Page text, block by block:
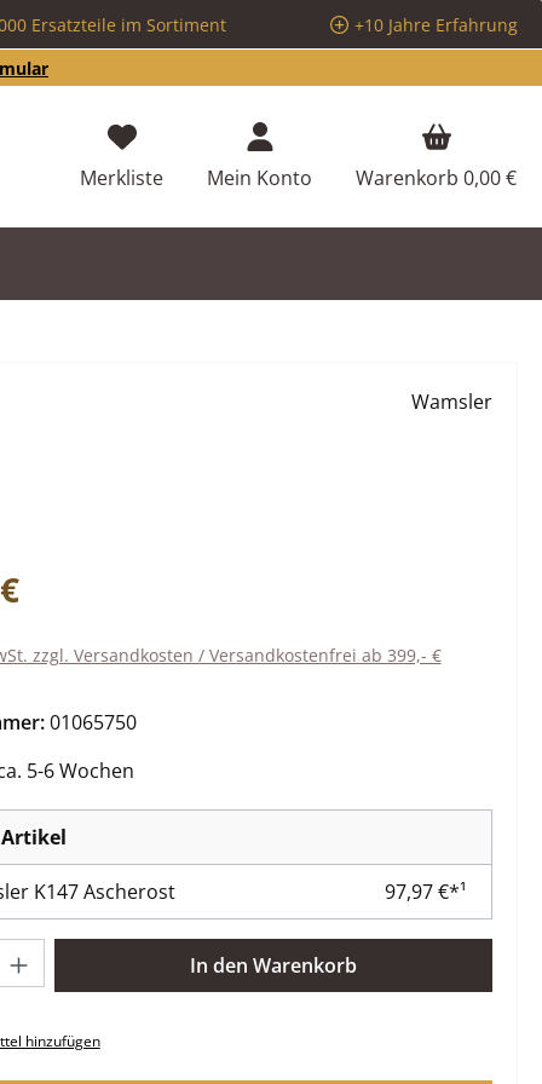
Ersatzteile im Sortiment
+10 Jahre Erfahrung
MerklisteDu hast 0 Produkte auf dem Merkzettel
Mein Konto Warenkorb 0,00 €
Wamsler
zzgl. Versandkosten / Versandkostenfrei ab 399,- €
01065750
5-6 Wochen
K147 Ascherost 97,97 €*¹
Gib den gewünschten Wert ein oder benutze die
In den Warenkorb
hinzufügen